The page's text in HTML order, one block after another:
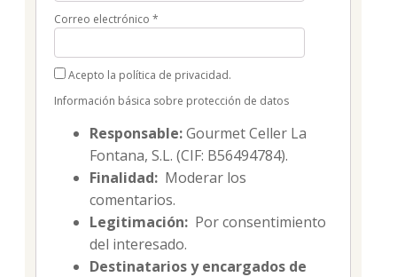
Correo electrónico *
Acepto la política de privacidad.
Información básica sobre protección de datos
Responsable:Gourmet Celler La
Fontana, S.L. (CIF: B56494784).
Finalidad: Moderar los
comentarios.
Legitimación: Por consentimiento
del interesado.
Destinatarios y encargados de